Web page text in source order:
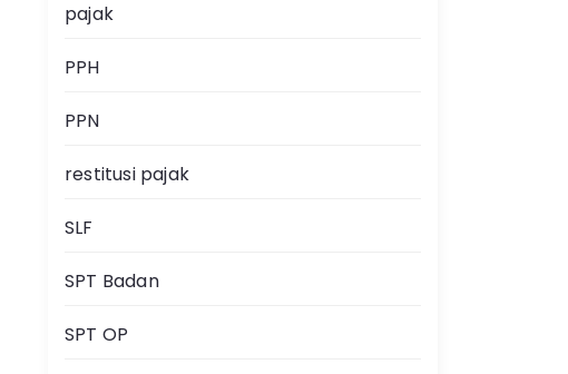
pajak
PPH
PPN
restitusi pajak
SLF
SPT Badan
SPT OP